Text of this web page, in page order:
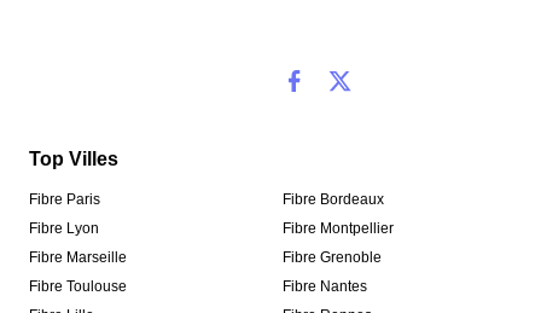
Top Villes
Fibre Paris
Fibre Lyon
Fibre Marseille
Fibre Toulouse
Fibre Bordeaux
Fibre Montpellier
Fibre Grenoble
Fibre Nantes